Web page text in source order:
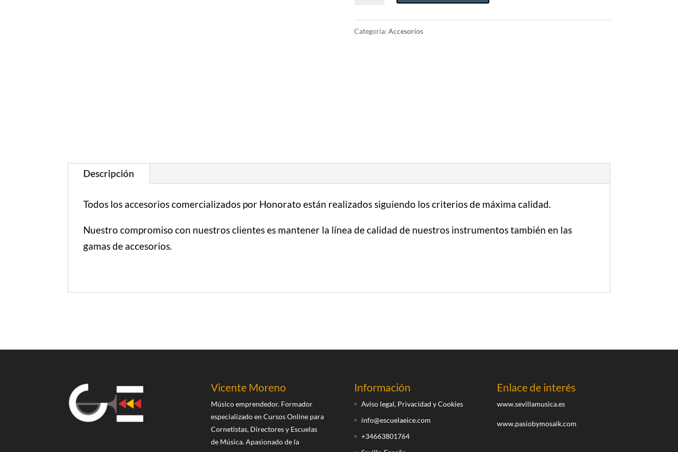
Dorada
cantidad
Categoría: Accesorios
Descripción
Todos los accesorios comercializados por Honorato están realizados siguiendo los criterios de máxima calidad.
Nuestro compromiso con nuestros clientes es mantener la línea de calidad de nuestros instrumentos también en las
gamas de accesorios.
Vicente Moreno
Músico emprendedor. Formador
especializado en Cursos Online para
Cornetistas, Directores y Escuelas
de Música. Apasionado de la
Información
Aviso legal, Privacidad y Cookies
info@escuelaeice.com
+34663801764
Enlace de interés
www.sevillamusica.es
www.pasiobymosaik.com